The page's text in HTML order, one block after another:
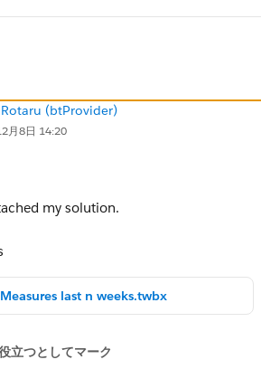
(btProvider)
月8日 14:20
my solution.
Measures last n weeks.twbx
立つとしてマーク